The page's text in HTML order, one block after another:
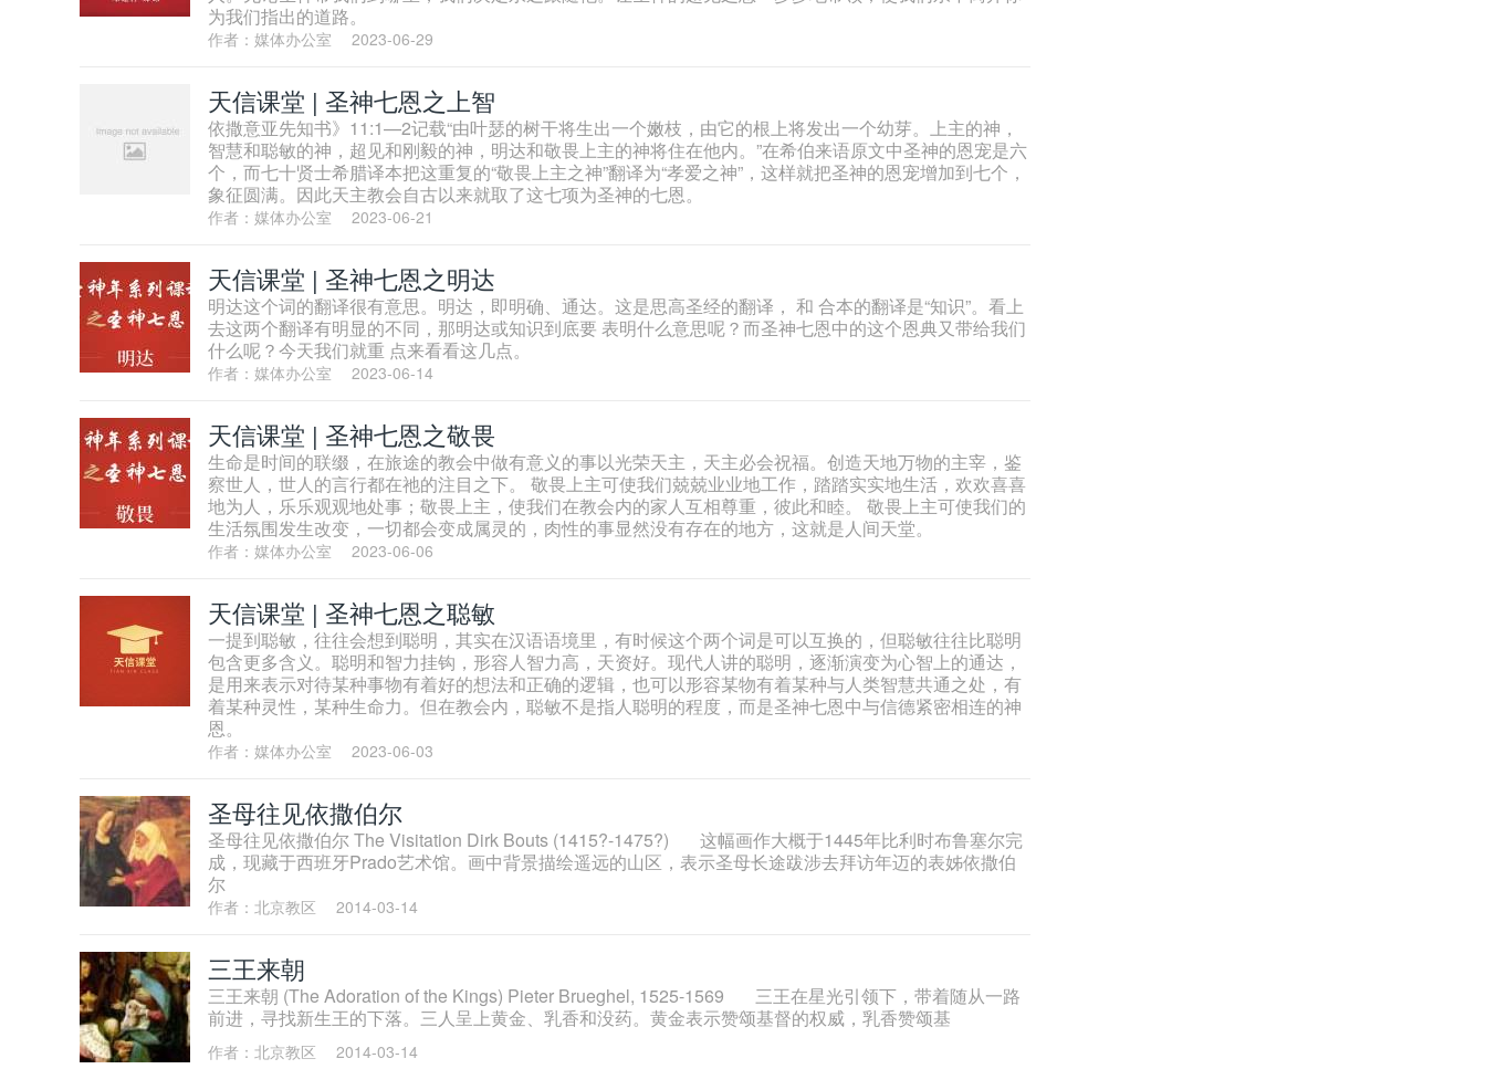
为我们指出的道路。
作者：媒体办公室 2023-06-29
天信课堂 | 圣神七恩之上智
依撒意亚先知书》11:1—2记载“由叶瑟的树干将生出一个嫩枝，由它的根上将发出一个幼芽。上主的神，
智慧和聪敏的神，超见和刚毅的神，明达和敬畏上主的神将住在他内。”在希伯来语原文中圣神的恩宠是六
个，而七十贤士希腊译本把这重复的“敬畏上主之神”翻译为“孝爱之神”，这样就把圣神的恩宠增加到七个，
象征圆满。因此天主教会自古以来就取了这七项为圣神的七恩。
作者：媒体办公室 2023-06-21
天信课堂 | 圣神七恩之明达
明达这个词的翻译很有意思。明达，即明确、通达。这是思高圣经的翻译， 和 合本的翻译是“知识”。看上
去这两个翻译有明显的不同，那明达或知识到底要 表明什么意思呢？而圣神七恩中的这个恩典又带给我们
什么呢？今天我们就重 点来看看这几点。
作者：媒体办公室 2023-06-14
天信课堂 | 圣神七恩之敬畏
生命是时间的联缀，在旅途的教会中做有意义的事以光荣天主，天主必会祝福。创造天地万物的主宰，鉴
察世人，世人的言行都在祂的注目之下。 敬畏上主可使我们兢兢业业地工作，踏踏实实地生活，欢欢喜喜
地为人，乐乐观观地处事；敬畏上主，使我们在教会内的家人互相尊重，彼此和睦。 敬畏上主可使我们的
生活氛围发生改变，一切都会变成属灵的，肉性的事显然没有存在的地方，这就是人间天堂。
作者：媒体办公室 2023-06-06
天信课堂 | 圣神七恩之聪敏
一提到聪敏，往往会想到聪明，其实在汉语语境里，有时候这个两个词是可以互换的，但聪敏往往比聪明
包含更多含义。聪明和智力挂钩，形容人智力高，天资好。现代人讲的聪明，逐渐演变为心智上的通达，
是用来表示对待某种事物有着好的想法和正确的逻辑，也可以形容某物有着某种与人类智慧共通之处，有
着某种灵性，某种生命力。但在教会内，聪敏不是指人聪明的程度，而是圣神七恩中与信德紧密相连的神
恩。
作者：媒体办公室 2023-06-03
圣母往见依撒伯尔
圣母往见依撒伯尔 The Visitation Dirk Bouts (1415?-1475?) 这幅画作大概于1445年比利时布鲁塞尔完
成，现藏于西班牙Prado艺术馆。画中背景描绘遥远的山区，表示圣母长途跋涉去拜访年迈的表姊依撒伯
尔
作者：北京教区 2014-03-14
三王来朝
三王来朝 (The Adoration of the Kings) Pieter Brueghel, 1525-1569 三王在星光引领下，带着随从一路
前进，寻找新生王的下落。三人呈上黄金、乳香和没药。黄金表示赞颂基督的权威，乳香赞颂基
作者：北京教区 2014-03-14